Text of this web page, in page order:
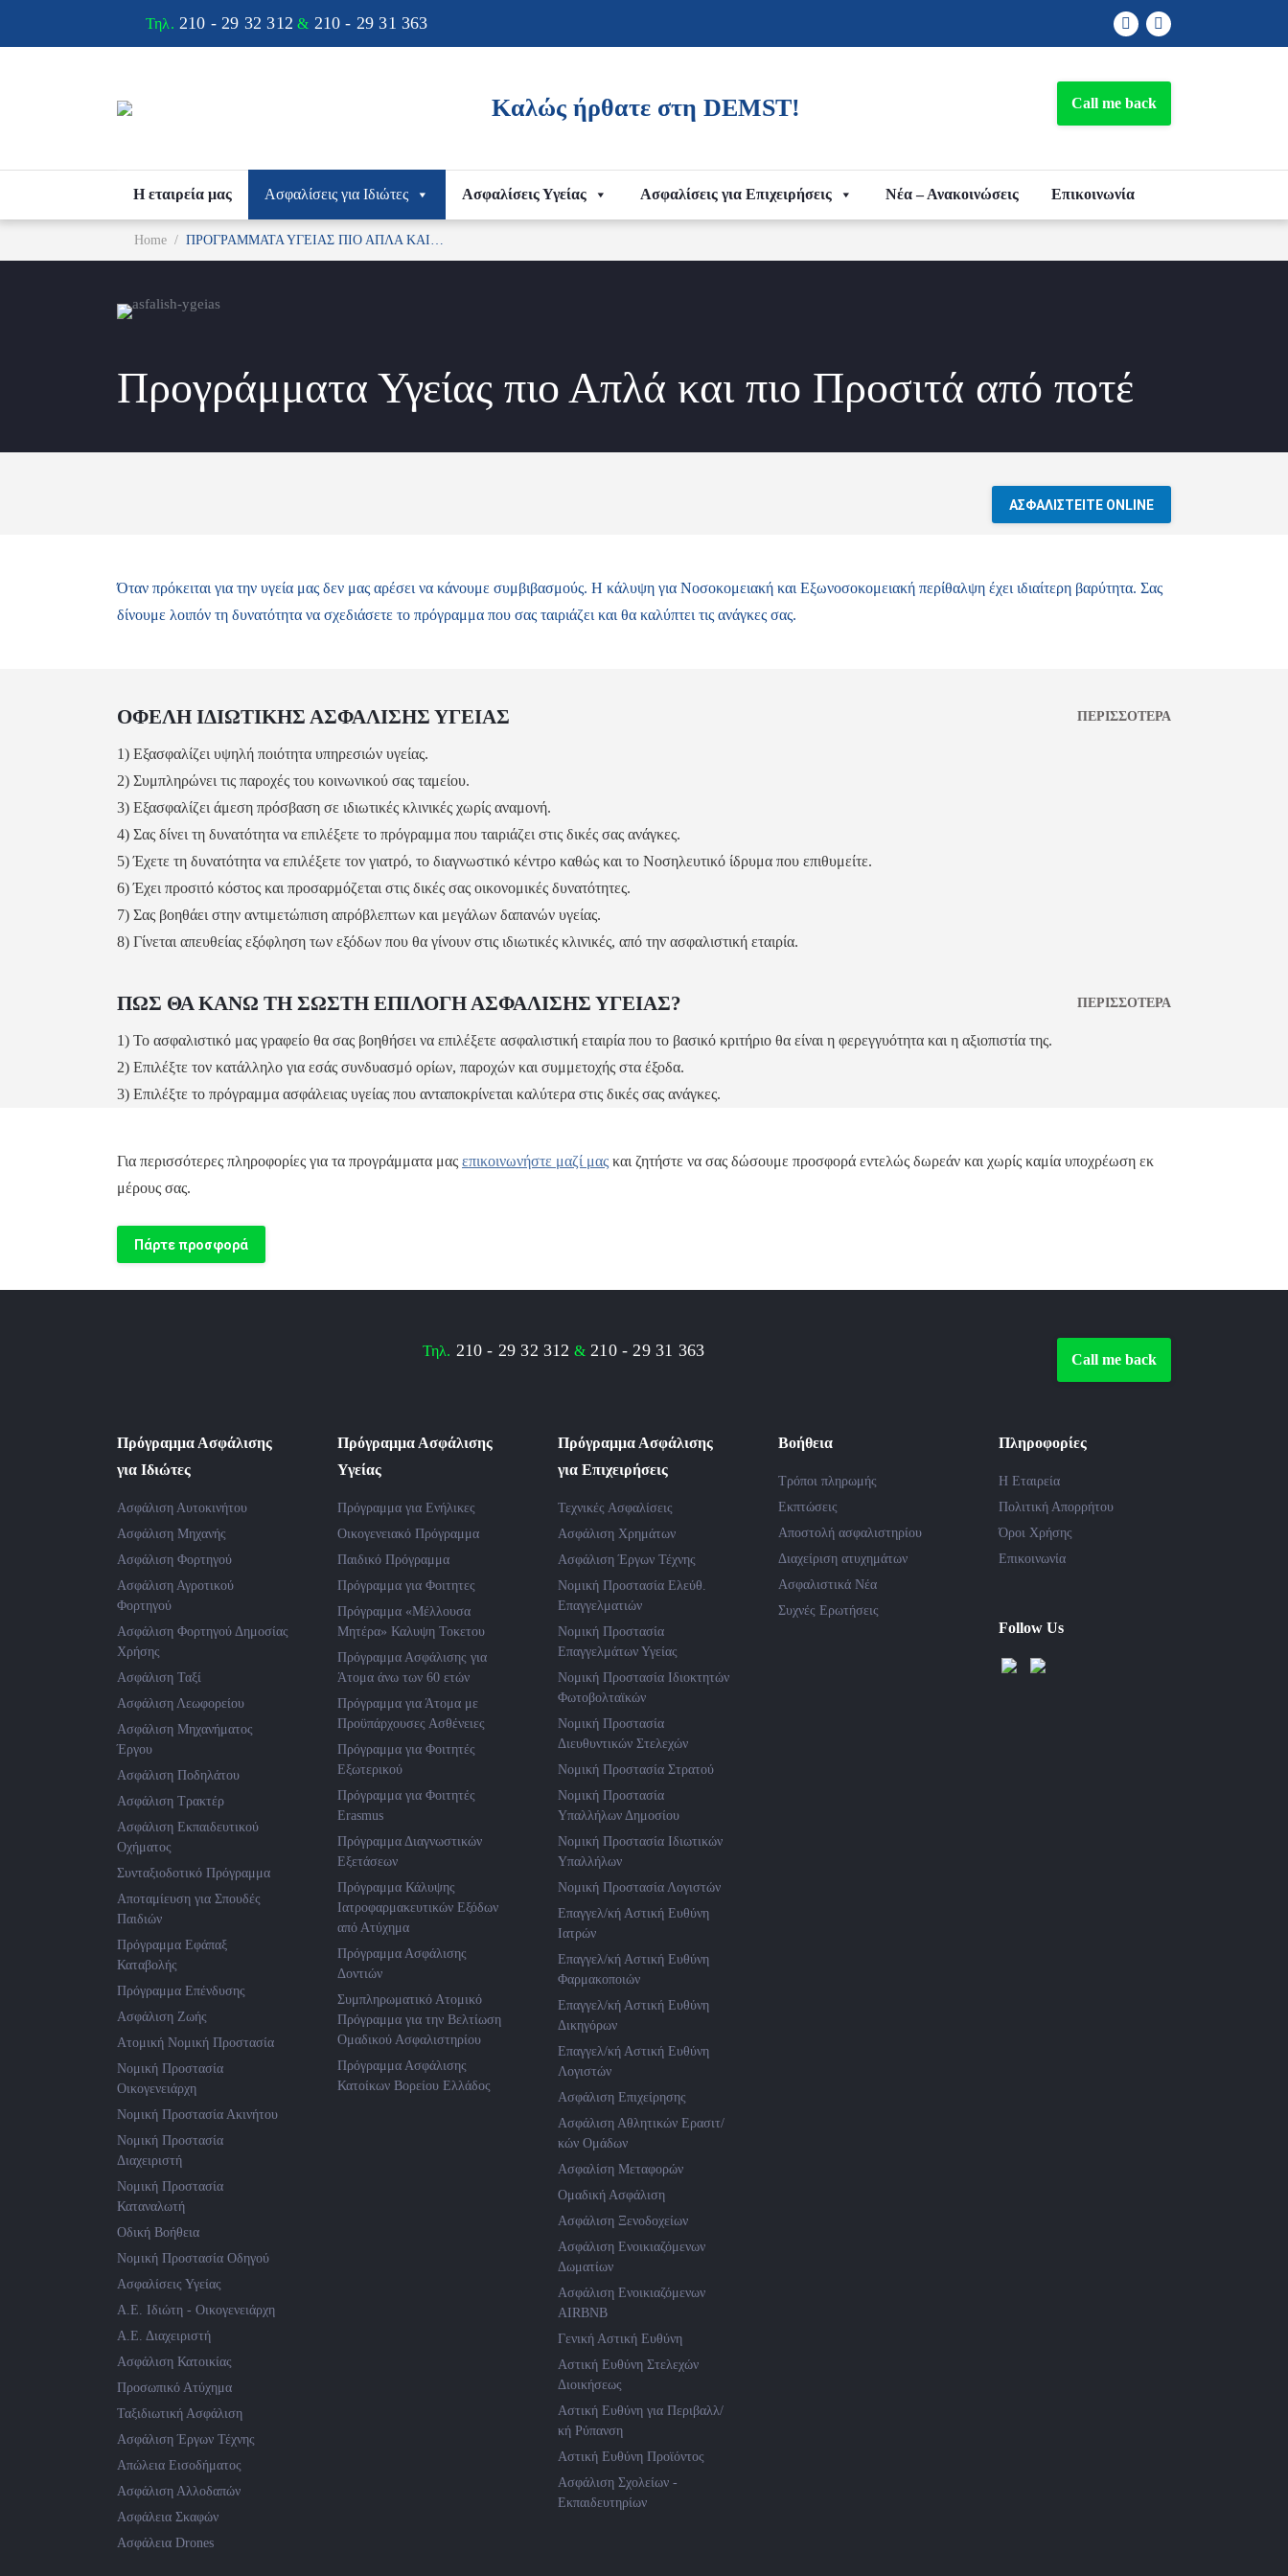
Τηλ. 210 - 29 32 312 & 210 - 29 31 363
FacebookLinkedin
Καλώς ήρθατε στηDEMST! Call me back
Η εταιρεία μας Ασφαλίσεις για Ιδιώτες Ασφαλίσεις Υγείας Ασφαλίσεις για Επιχειρήσεις Νέα – Ανακοινώσεις Επικοινωνία
You are here:
Home ΠΡΟΓΡΑΜΜΑΤΑ ΥΓΕΙΑΣ ΠΙΟ ΑΠΛΑ ΚΑΙ…
Προγράμματα Υγείας πιο Απλά και πιο Προσιτά από ποτέ
ΑΣΦΑΛΙΣΤΕΙΤΕ ONLINE
Όταν πρόκειται για την υγεία μας δεν μας αρέσει να κάνουμε συμβιβασμούς. Η κάλυψη για Νοσοκομειακή και Εξωνοσοκομειακή περίθαλψη έχει ιδιαίτερη βαρύτητα. Σας
δίνουμε λοιπόν τη δυνατότητα να σχεδιάσετε το πρόγραμμα που σας ταιριάζει και θα καλύπτει τις ανάγκες σας.
ΟΦΕΛΗ ΙΔΙΩΤΙΚΗΣ ΑΣΦΑΛΙΣΗΣ ΥΓΕΙΑΣ ΠΕΡΙΣΣΌΤΕΡΑ
1) Εξασφαλίζει υψηλή ποιότητα υπηρεσιών υγείας.
2) Συμπληρώνει τις παροχές του κοινωνικού σας ταμείου.
3) Εξασφαλίζει άμεση πρόσβαση σε ιδιωτικές κλινικές χωρίς αναμονή.
4) Σας δίνει τη δυνατότητα να επιλέξετε το πρόγραμμα που ταιριάζει στις δικές σας ανάγκες.
5) Έχετε τη δυνατότητα να επιλέξετε τον γιατρό, το διαγνωστικό κέντρο καθώς και το Νοσηλευτικό ίδρυμα που επιθυμείτε.
6) Έχει προσιτό κόστος και προσαρμόζεται στις δικές σας οικονομικές δυνατότητες.
7) Σας βοηθάει στην αντιμετώπιση απρόβλεπτων και μεγάλων δαπανών υγείας.
8) Γίνεται απευθείας εξόφληση των εξόδων που θα γίνουν στις ιδιωτικές κλινικές, από την ασφαλιστική εταιρία.
ΠΩΣ ΘΑ ΚΑΝΩ ΤΗ ΣΩΣΤΗ ΕΠΙΛΟΓΗ ΑΣΦΑΛΙΣΗΣ ΥΓΕΙΑΣ? ΠΕΡΙΣΣΌΤΕΡΑ
1) Το ασφαλιστικό μας γραφείο θα σας βοηθήσει να επιλέξετε ασφαλιστική εταιρία που το βασικό κριτήριο θα είναι η φερεγγυότητα και η αξιοπιστία της.
2) Επιλέξτε τον κατάλληλο για εσάς συνδυασμό ορίων, παροχών και συμμετοχής στα έξοδα.
3) Επιλέξτε το πρόγραμμα ασφάλειας υγείας που ανταποκρίνεται καλύτερα στις δικές σας ανάγκες.
Για περισσότερες πληροφορίες για τα προγράμματα μας επικοινωνήστε μαζί μας και ζητήστε να σας δώσουμε προσφορά εντελώς δωρεάν και χωρίς καμία υποχρέωση εκ
μέρους σας.
Πάρτε προσφορά
Τηλ. 210 - 29 32 312 &210 - 29 31 363 Call me back
Πρόγραμμα Ασφάλισης
για Ιδιώτες
Ασφάλιση Αυτοκινήτου
Ασφάλιση Μηχανής
Ασφάλιση Φορτηγού
Ασφάλιση Αγροτικού
Φορτηγού
Ασφάλιση Φορτηγού Δημοσίας
Χρήσης
Ασφάλιση Ταξί
Ασφάλιση Λεωφορείου
Ασφάλιση Μηχανήματος
Έργου
Ασφάλιση Ποδηλάτου
Ασφάλιση Τρακτέρ
Ασφάλιση Εκπαιδευτικού
Οχήματος
Συνταξιοδοτικό Πρόγραμμα
Αποταμίευση για Σπουδές
Παιδιών
Πρόγραμμα Εφάπαξ
Καταβολής
Πρόγραμμα Επένδυσης
Ασφάλιση Ζωής
Ατομική Νομική Προστασία
Νομική Προστασία
Οικογενειάρχη
Νομική Προστασία Ακινήτου
Νομική Προστασία
Διαχειριστή
Νομική Προστασία
Καταναλωτή
Οδική Βοήθεια
Νομική Προστασία Οδηγού
Ασφαλίσεις Υγείας
Α.Ε. Ιδιώτη - Οικογενειάρχη
Α.Ε. Διαχειριστή
Ασφάλιση Κατοικίας
Προσωπικό Ατύχημα
Ταξιδιωτική Ασφάλιση
Ασφάλιση Έργων Τέχνης
Απώλεια Εισοδήματος
Ασφάλιση Αλλοδαπών
Ασφάλεια Σκαφών
Ασφάλεια Drones
Πρόγραμμα Ασφάλισης
Υγείας
Πρόγραμμα για Ενήλικες
Οικογενειακό Πρόγραμμα
Παιδικό Πρόγραμμα
Πρόγραμμα για Φοιτητες
Πρόγραμμα «Μέλλουσα
Μητέρα» Καλυψη Τοκετου
Πρόγραμμα Ασφάλισης για
Άτομα άνω των 60 ετών
Πρόγραμμα για Άτομα με
Προϋπάρχουσες Ασθένειες
Πρόγραμμα για Φοιτητές
Εξωτερικού
Πρόγραμμα για Φοιτητές
Erasmus
Πρόγραμμα Διαγνωστικών
Εξετάσεων
Πρόγραμμα Κάλυψης
Ιατροφαρμακευτικών Εξόδων
από Ατύχημα
Πρόγραμμα Ασφάλισης
Δοντιών
Συμπληρωματικό Ατομικό
Πρόγραμμα για την Βελτίωση
Ομαδικού Ασφαλιστηρίου
Πρόγραμμα Ασφάλισης
Κατοίκων Βορείου Ελλάδος
Πρόγραμμα Ασφάλισης
για Επιχειρήσεις
Τεχνικές Ασφαλίσεις
Ασφάλιση Χρημάτων
Ασφάλιση Έργων Τέχνης
Νομική Προστασία Ελεύθ.
Επαγγελματιών
Νομική Προστασία
Επαγγελμάτων Υγείας
Νομική Προστασία Ιδιοκτητών
Φωτοβολταϊκών
Νομική Προστασία
Διευθυντικών Στελεχών
Νομική Προστασία Στρατού
Νομική Προστασία
Υπαλλήλων Δημοσίου
Νομική Προστασία Ιδιωτικών
Υπαλλήλων
Νομική Προστασία Λογιστών
Επαγγελ/κή Αστική Ευθύνη
Ιατρών
Επαγγελ/κή Αστική Ευθύνη
Φαρμακοποιών
Επαγγελ/κή Αστική Ευθύνη
Δικηγόρων
Επαγγελ/κή Αστική Ευθύνη
Λογιστών
Ασφάλιση Επιχείρησης
Ασφάλιση Αθλητικών Ερασιτ/
κών Ομάδων
Ασφαλίση Μεταφορών
Ομαδική Ασφάλιση
Ασφάλιση Ξενοδοχείων
Ασφάλιση Ενοικιαζόμενων
Δωματίων
Ασφάλιση Ενοικιαζόμενων
AIRBNB
Γενική Αστική Ευθύνη
Αστική Ευθύνη Στελεχών
Διοικήσεως
Αστική Ευθύνη για Περιβαλλ/
κή Ρύπανση
Αστική Ευθύνη Προϊόντος
Ασφάλιση Σχολείων -
Εκπαιδευτηρίων
Βοήθεια
Τρόποι πληρωμής
Εκπτώσεις
Αποστολή ασφαλιστηρίου
Διαχείριση ατυχημάτων
Ασφαλιστικά Νέα
Συχνές Ερωτήσεις
Πληροφορίες
Η Εταιρεία
Πολιτική Απορρήτου
Όροι Χρήσης
Επικοινωνία
Follow Us